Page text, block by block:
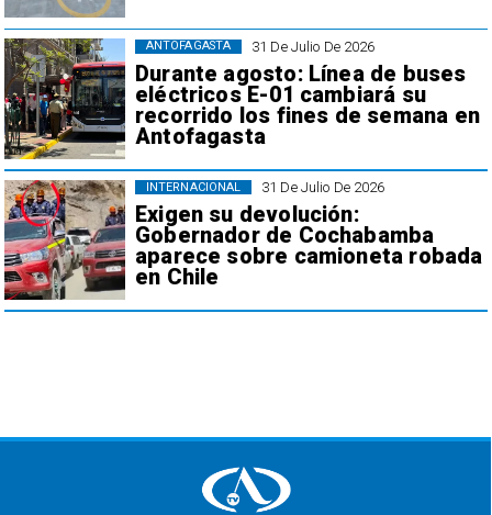
31 De Julio De 2026
Durante agosto: Línea de buses
eléctricos E-01 cambiará su
recorrido los fines de semana en
Antofagasta
ANTOFAGASTA
31 De Julio De 2026
Exigen su devolución:
Gobernador de Cochabamba
aparece sobre camioneta robada
en Chile
INTERNACIONAL